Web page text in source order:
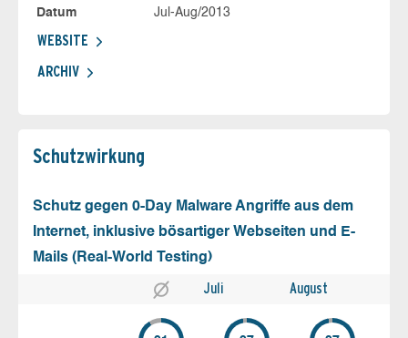
Datum
Jul-Aug/2013
WEBSITE
ARCHIV
Schutz­wirkung
Schutz gegen 0-Day Malware Angriffe aus dem
Internet, inklusive bösartiger Webseiten und E-
Mails (Real-World Testing)
Juli August